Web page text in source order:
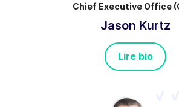
Chief Executive Office
Jason Kurtz
Lire bio